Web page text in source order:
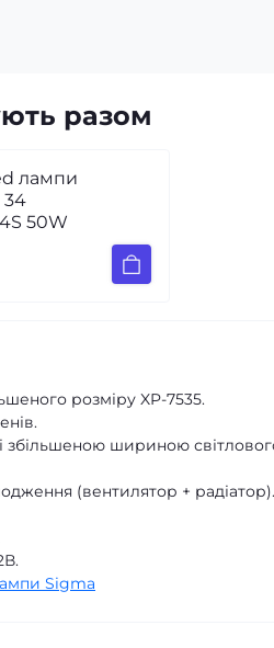
разом
лампи
34
50W
розміру XP-7535.
збільшеною шириною
(вентилятор + радіатор).
Sigma